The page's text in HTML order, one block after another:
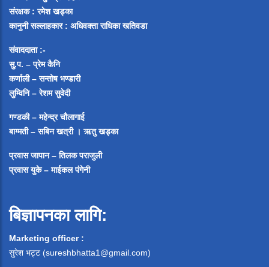
संरक्षक : रमेश खड्का
कानुनी सल्लाहकार : अधिवक्ता राधिका खतिवडा
संवाददाता :-
सु.प. – प्रेम कैनि
कर्णाली – सन्तोष भण्डारी
लुम्विनि – रेशम सुवेदी
गण्डकी – महेन्द्र चौलागाई
बाग्मती – सबिन खत्री ।ऋतु खड्का
प्रवास जापान – तिलक पराजुली
प्रवास युके – माईकल पंगेनी
बिज्ञापनका लागि:
Marketing officer :
सुरेश भट्ट (sureshbhatta1@gmail.com)